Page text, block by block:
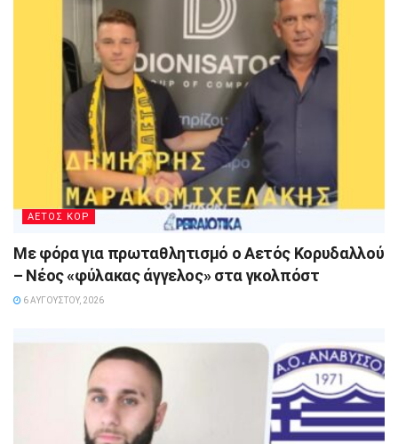
ΑΕΤΟΣ ΚΟΡ
Με φόρα για πρωταθλητισμό ο Αετός Κορυδαλλού
– Νέος «φύλακας άγγελος» στα γκολπόστ
6 ΑΥΓΟΎΣΤΟΥ, 2026